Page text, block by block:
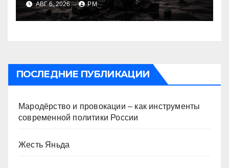
АВГ 6, 2026 РМ
ПОСЛЕДНИЕ ПУБЛИКАЦИИ
Мародёрство и провокации – как инструменты
современной политики России
Жесть Яньда